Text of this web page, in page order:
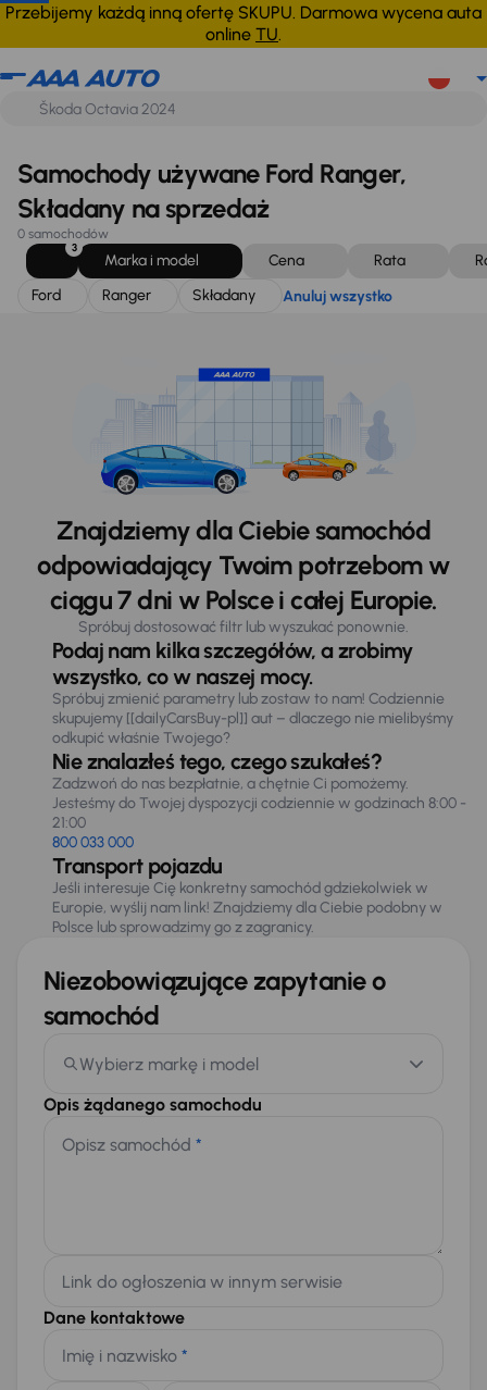
Przebijemy każdą inną ofertę SKUPU. Darmowa wycena auta
online TU.
Ford Ranger Składany Anuluj wszystko
Samochody używane Ford Ranger,
Składany na sprzedaż
0 samochodów
3
Marka i model Cena Rata
Ford
Ranger Składany Anuluj wszystko
Znajdziemy dla Ciebie samochód
odpowiadający Twoim potrzebom w
ciągu 7 dni w Polsce i całej Europie.
Spróbuj dostosować filtr lub wyszukać ponownie.
Podaj nam kilka szczegółów, a zrobimy
wszystko, co w naszej mocy.
Spróbuj zmienić parametry lub zostaw to nam! Codziennie
skupujemy [[dailyCarsBuy-pl]] aut – dlaczego nie mielibyśmy
odkupić właśnie Twojego?
Nie znalazłeś tego, czego szukałeś?
Zadzwoń do nas bezpłatnie, a chętnie Ci pomożemy.
Jesteśmy do Twojej dyspozycji codziennie w godzinach 8:00 -
21:00
800 033 000
Transport pojazdu
Jeśli interesuje Cię konkretny samochód gdziekolwiek w
Europie, wyślij nam link! Znajdziemy dla Ciebie podobny w
Polsce lub sprowadzimy go z zagranicy.
Niezobowiązujące zapytanie o
samochód
Wybierz markę i model
Opis żądanego samochodu
Opisz samochód *
Link do ogłoszenia w innym serwisie
Dane kontaktowe
Imię i nazwisko *